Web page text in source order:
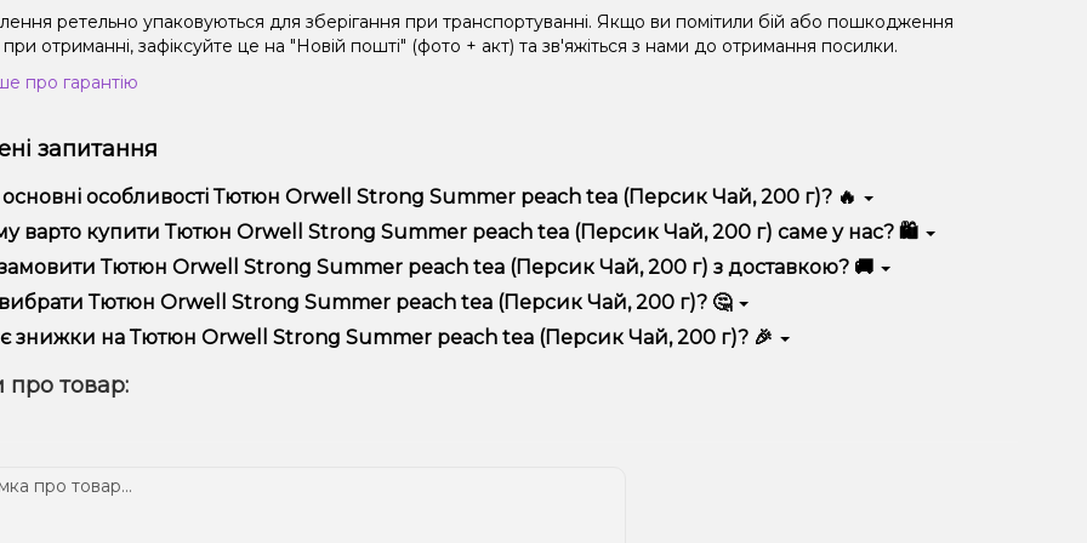
ретельно упаковуються для зберігання при транспортуванні. Якщо ви помітили бій або пошкодження
отриманні, зафіксуйте це на "Новій пошті" (фото + акт) та зв'яжіться з нами до отримання посилки.
про гарантію
запитання
основні особливості Тютюн Orwell Strong Summer peach tea (Персик Чай, 200 г)? 🔥
Orwell Strong Summer peach tea (Персик Чай, 200 г) відрізняється високою якістю, зручністю використання та
варто купити Тютюн Orwell Strong Summer peach tea (Персик Чай, 200 г) саме у нас? 🛍️
тільки оригінальну продукцію, широкий асортимент, вигідні ціни та швидку доставку. Крім того, у нас
Тютюн Orwell Strong Summer peach tea (Персик Чай, 200 г) з доставкою? 🚚
замовлення можна в кілька кліків:
Додайте Тютюн Orwell Strong Summer peach tea (Персик Чай, 200 г) до кошика.
Виберіть зручний спосіб оплати та доставки.
Тютюн Orwell Strong Summer peach tea (Персик Чай, 200 г)? 🤔
залежить від ваших уподобань – наприклад, якщо це кальян, враховуйте розмір, матеріал та тип чаші, якщо
– потужність та смак. Наші менеджери допоможуть підібрати ідеальний варіант.
знижки на Тютюн Orwell Strong Summer peach tea (Персик Чай, 200 г)? 🎉
телеграм-каналі, щоб не проґавити вигідні пропозиції!
про товар: